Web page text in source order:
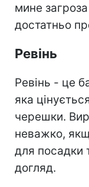
мине
достатньо
Ревінь
Ревінь - це
яка
черешки.
неважко,
для посадки
догляд.